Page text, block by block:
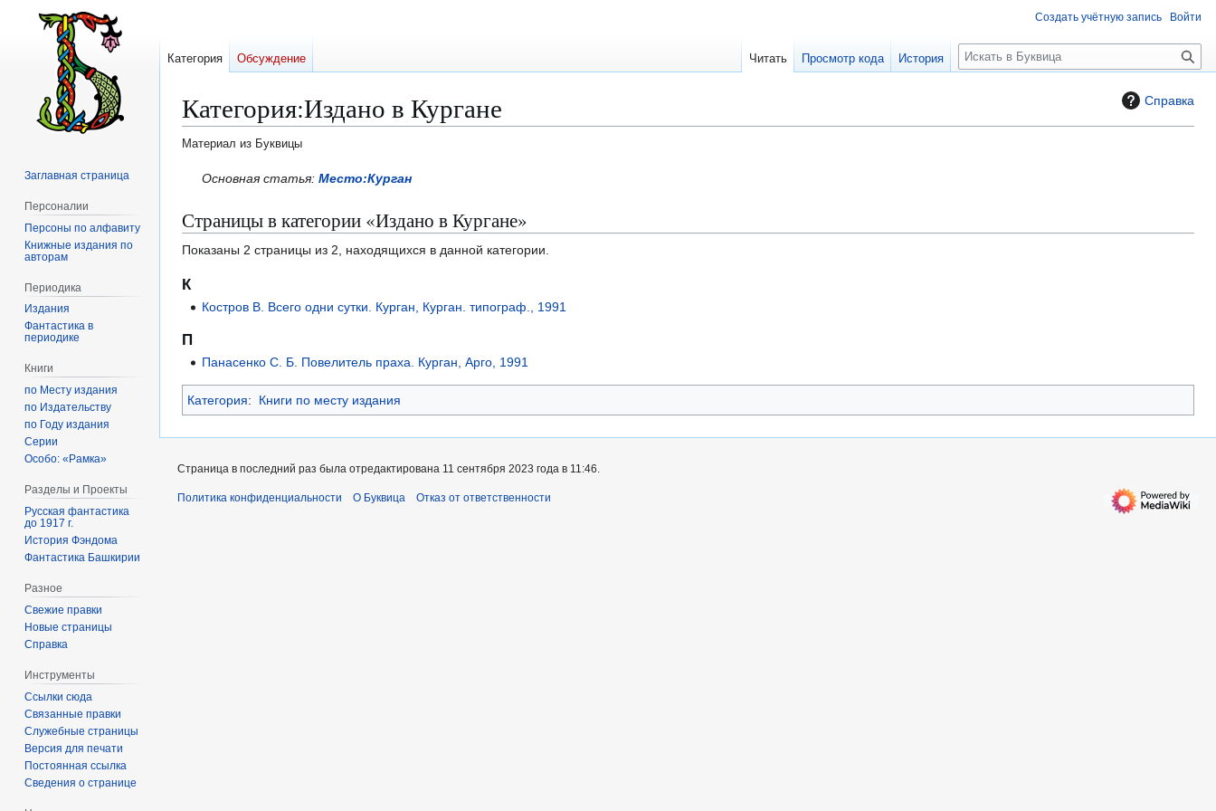
Справка
Категория:Издано в Кургане
Материал из Буквицы
Перейти
навигации
Перейти
поиску
Основная статья:Место:Курган
Страницы в категории «Издано в Кургане»
Показаны 2 страницы из 2, находящихся в данной категории.
К
Костров В. Всего одни сутки. Курган, Курган. типограф., 1991
П
Панасенко С. Б. Повелитель праха. Курган, Арго, 1991
Категория: Книги по месту издания
Создать учётную запись Войти
Категория Обсуждение Читать Просмотр кода История
П
о
к
Заглавная страница
Персоналии
Персоны по алфавиту
Книжные издания по
авторам
Периодика
Издания
Фантастика в
периодике
Книги
по Месту издания
по Издательству
по Году издания
Серии
Особо: «Рамка»
Разделы и Проекты
Русская фантастика
до 1917 г.
История Фэндома
Фантастика Башкирии
Разное
Свежие правки
Новые страницы
Справка
Инструменты
Ссылки сюда
Связанные правки
Служебные страницы
Версия для печати
Постоянная ссылка
Сведения о странице
Страница в последний раз была отредактирована 11 сентября 2023 года в 11:46.
Политика конфиденциальности О Буквица Отказ от ответственности